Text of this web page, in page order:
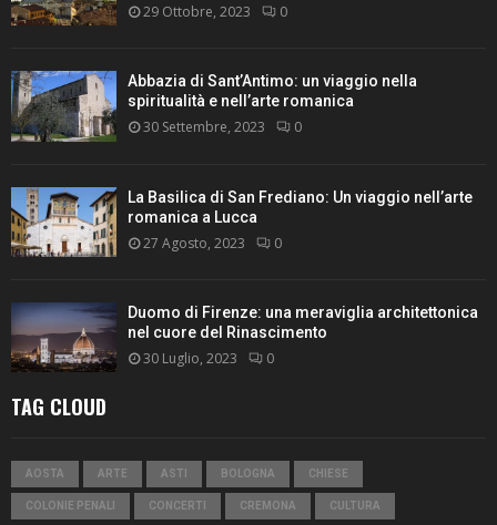
29 Ottobre, 2023 0
Abbazia di Sant’Antimo: un viaggio nella
spiritualità e nell’arte romanica
30 Settembre, 2023 0
La Basilica di San Frediano: Un viaggio nell’arte
romanica a Lucca
27 Agosto, 2023 0
Duomo di Firenze: una meraviglia architettonica
nel cuore del Rinascimento
30 Luglio, 2023 0
TAG CLOUD
AOSTA ARTE ASTI BOLOGNA CHIESE
COLONIE PENALI CONCERTI CREMONA CULTURA